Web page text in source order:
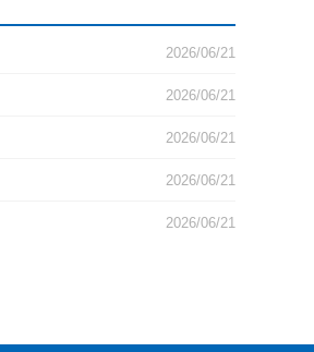
2026/06/21
2026/06/21
2026/06/21
2026/06/21
2026/06/21